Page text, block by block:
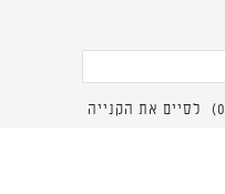
לסיים את הקנייה 0
)